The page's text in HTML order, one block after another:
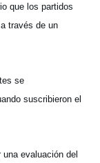
que los partidos
través de un
se
suscribieron el
evaluación del